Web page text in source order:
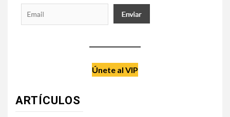
Únete al VIP
ARTÍCULOS